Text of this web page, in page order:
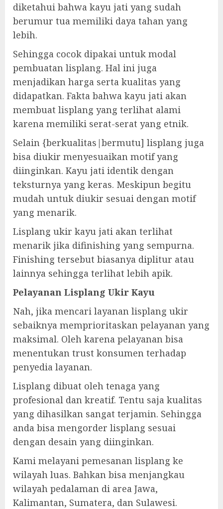
diketahui bahwa kayu jati yang sudah
berumur tua memiliki daya tahan yang
lebih.
Sehingga cocok dipakai untuk modal
pembuatan lisplang. Hal ini juga
menjadikan harga serta kualitas yang
didapatkan. Fakta bahwa kayu jati akan
membuat lisplang yang terlihat alami
karena memiliki serat-serat yang etnik.
Selain {berkualitas|bermutu] lisplang juga
bisa diukir menyesuaikan motif yang
diinginkan. Kayu jati identik dengan
teksturnya yang keras. Meskipun begitu
mudah untuk diukir sesuai dengan motif
yang menarik.
Lisplang ukir kayu jati akan terlihat
menarik jika difinishing yang sempurna.
Finishing tersebut biasanya diplitur atau
lainnya sehingga terlihat lebih apik.
Pelayanan Lisplang Ukir Kayu
Nah, jika mencari layanan lisplang ukir
sebaiknya memprioritaskan pelayanan yang
maksimal. Oleh karena pelayanan bisa
menentukan trust konsumen terhadap
penyedia layanan.
Lisplang dibuat oleh tenaga yang
profesional dan kreatif. Tentu saja kualitas
yang dihasilkan sangat terjamin. Sehingga
anda bisa mengorder lisplang sesuai
dengan desain yang diinginkan.
Kami melayani pemesanan lisplang ke
wilayah luas. Bahkan bisa menjangkau
wilayah pedalaman di area Jawa,
Kalimantan, Sumatera, dan Sulawesi.